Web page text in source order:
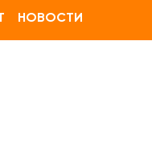
НОВОСТИ